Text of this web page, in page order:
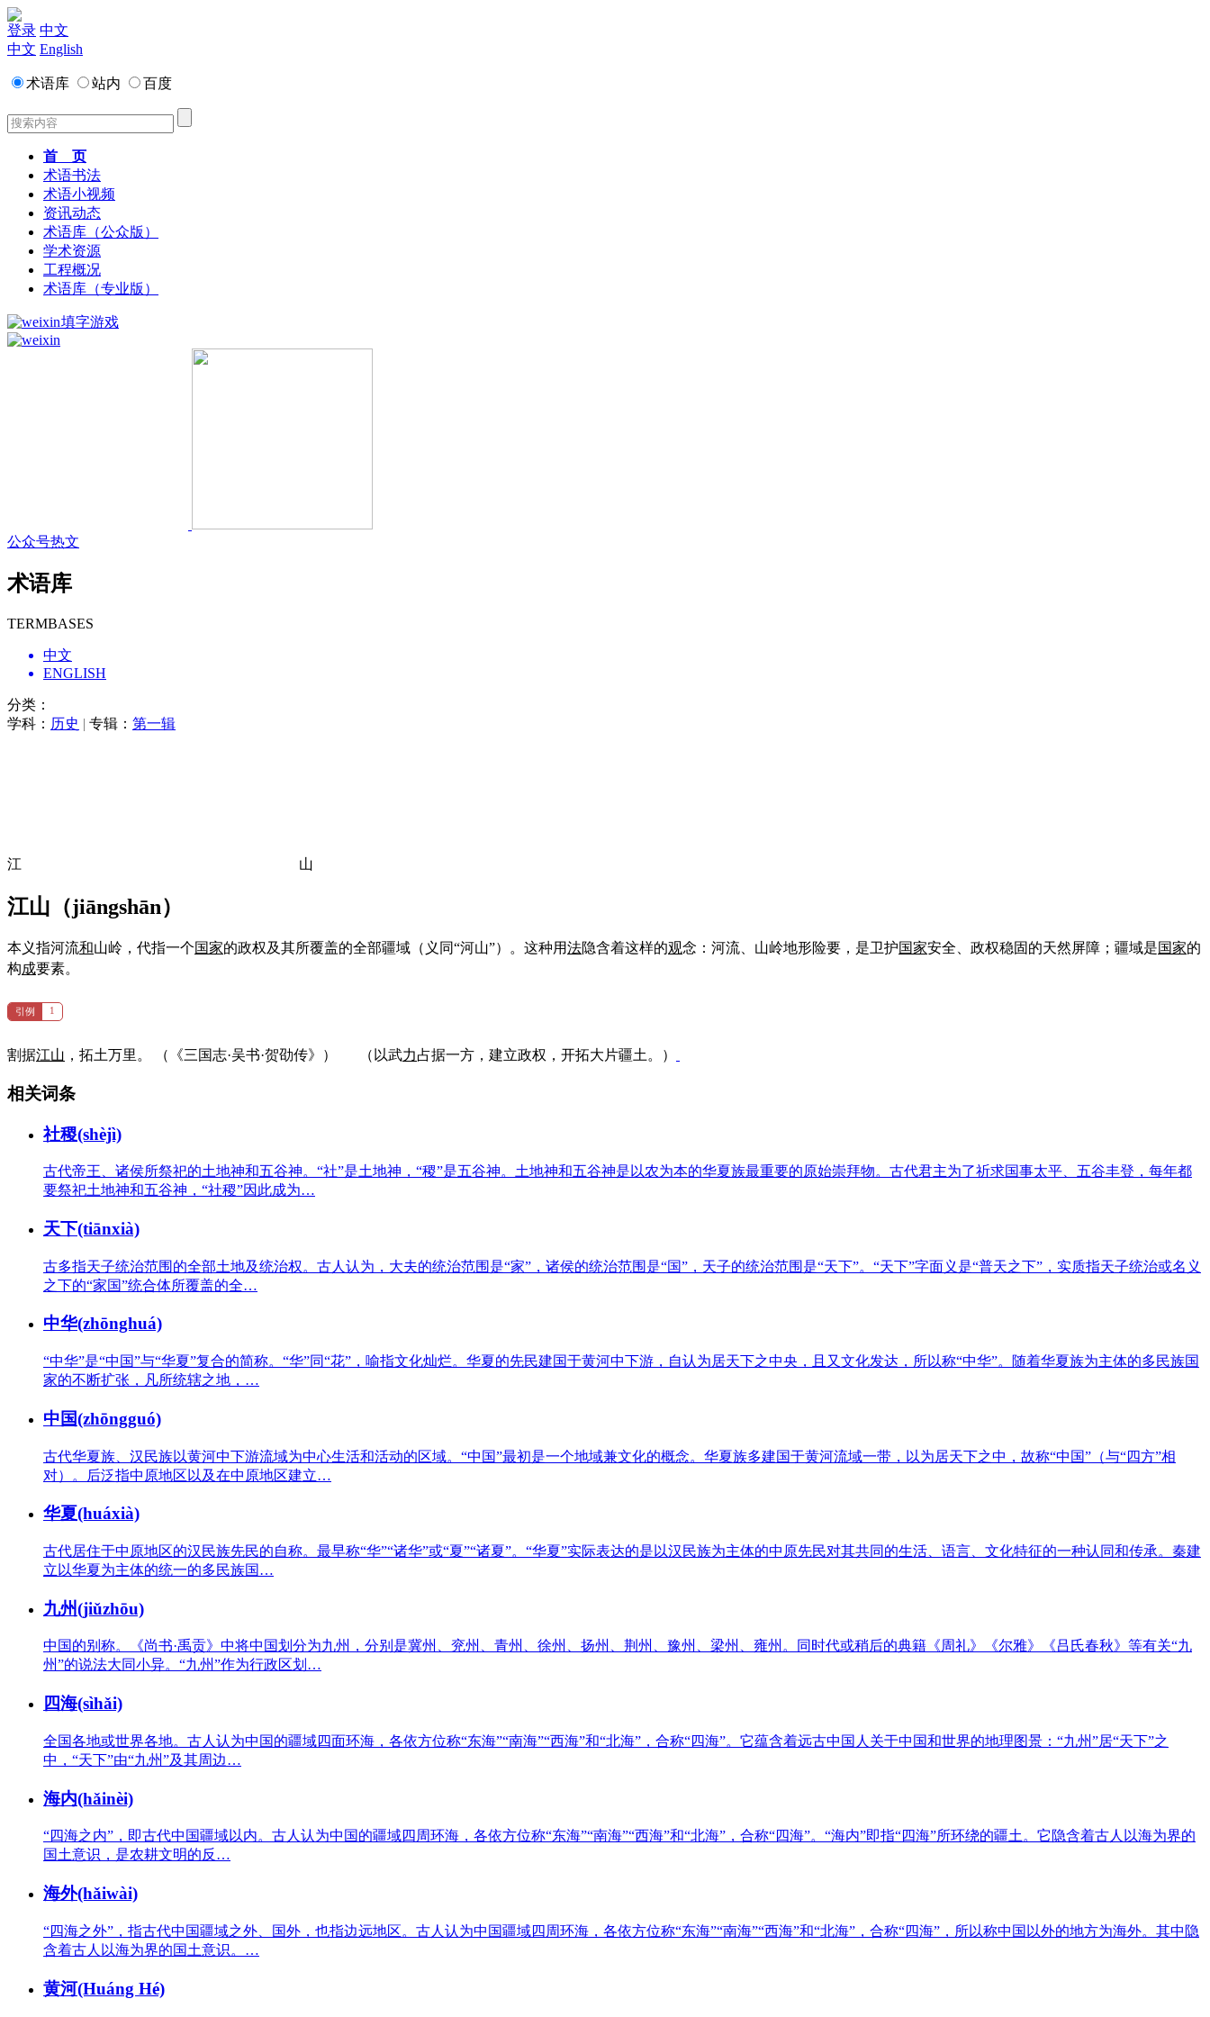
登录 中文
中文 English
术语库 站内 百度
首 页
术语书法
术语小视频
资讯动态
术语库（公众版）
学术资源
工程概况
术语库（专业版）
填字游戏
公众号热文
术语库
TERMBASES
中文
ENGLISH
分类：
学科： 历史 | 专辑： 第一辑
江 山
江山（jiāngshān）
本义指河流和山岭，代指一个国家的政权及其所覆盖的全部疆域（义同“河山”）。这种用法隐含着这样的观念：河流、山岭地形险要，是卫护国家安全、政权稳固的天然屏障；疆域是国家的
构成要素。
引例 1
割据江山 ，拓土万里。 （《三国志·吴书·贺劭传》） （以武力占据一方，建立政权，开拓大片疆土。）
相关词条
社稷(shèjì)
古代帝王、诸侯所祭祀的土地神和五谷神。“社”是土地神，“稷”是五谷神。土地神和五谷神是以农为本的华夏族最重要的原始崇拜物。古代君主为了祈求国事太平、五谷丰登，每年都
要祭祀土地神和五谷神，“社稷”因此成为…
天下(tiānxià)
古多指天子统治范围的全部土地及统治权。古人认为，大夫的统治范围是“家”，诸侯的统治范围是“国”，天子的统治范围是“天下”。“天下”字面义是“普天之下”，实质指天子统治或名义
之下的“家国”统合体所覆盖的全…
中华(zhōnghuá)
“中华”是“中国”与“华夏”复合的简称。“华”同“花”，喻指文化灿烂。华夏的先民建国于黄河中下游，自认为居天下之中央，且又文化发达，所以称“中华”。随着华夏族为主体的多民族国
家的不断扩张，凡所统辖之地，…
中国(zhōngguó)
古代华夏族、汉民族以黄河中下游流域为中心生活和活动的区域。“中国”最初是一个地域兼文化的概念。华夏族多建国于黄河流域一带，以为居天下之中，故称“中国”（与“四方”相
对）。后泛指中原地区以及在中原地区建立…
华夏(huáxià)
古代居住于中原地区的汉民族先民的自称。最早称“华”“诸华”或“夏”“诸夏”。“华夏”实际表达的是以汉民族为主体的中原先民对其共同的生活、语言、文化特征的一种认同和传承。秦建
立以华夏为主体的统一的多民族国…
九州(jiǔzhōu)
中国的别称。《尚书·禹贡》中将中国划分为九州，分别是冀州、兖州、青州、徐州、扬州、荆州、豫州、梁州、雍州。同时代或稍后的典籍《周礼》《尔雅》《吕氏春秋》等有关“九
州”的说法大同小异。“九州”作为行政区划…
四海(sìhǎi)
全国各地或世界各地。古人认为中国的疆域四面环海，各依方位称“东海”“南海”“西海”和“北海”，合称“四海”。它蕴含着远古中国人关于中国和世界的地理图景：“九州”居“天下”之
中，“天下”由“九州”及其周边…
海内(hǎinèi)
“四海之内”，即古代中国疆域以内。古人认为中国的疆域四周环海，各依方位称“东海”“南海”“西海”和“北海”，合称“四海”。“海内”即指“四海”所环绕的疆土。它隐含着古人以海为界的
国土意识，是农耕文明的反…
海外(hǎiwài)
“四海之外”，指古代中国疆域之外、国外，也指边远地区。古人认为中国疆域四周环海，各依方位称“东海”“南海”“西海”和“北海”，合称“四海”，所以称中国以外的地方为海外。其中隐
含着古人以海为界的国土意识。…
黄河(Huáng Hé)